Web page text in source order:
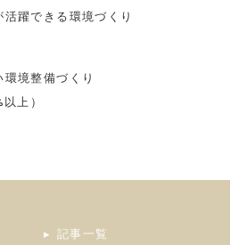
躍できる環境づくり
境整備づくり
上）
記事一覧